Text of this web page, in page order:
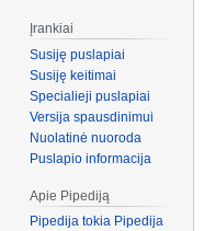
Įrankiai
Susiję puslapiai
Susiję keitimai
Specialieji puslapiai
Versija spausdinimui
Nuolatinė nuoroda
Puslapio informacija
Apie Pipediją
Pipedija tokia Pipedija